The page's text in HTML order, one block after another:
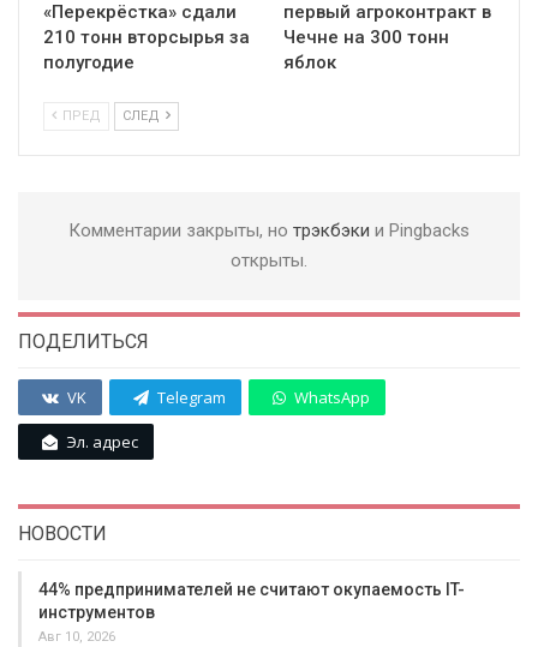
«Перекрёстка» сдали
210 тонн вторсырья за
полугодие
первый агроконтракт в
Чечне на 300 тонн
яблок
ПРЕД СЛЕД
Комментарии закрыты, но трэкбэки и Pingbacks
открыты.
ПОДЕЛИТЬСЯ
VK Telegram WhatsApp
Эл. адрес
НОВОСТИ
44% предпринимателей не считают окупаемость IT-
инструментов
Авг 10, 2026